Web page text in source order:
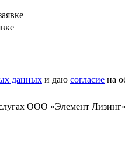
данных и даю согласие на
ООО «Элемент